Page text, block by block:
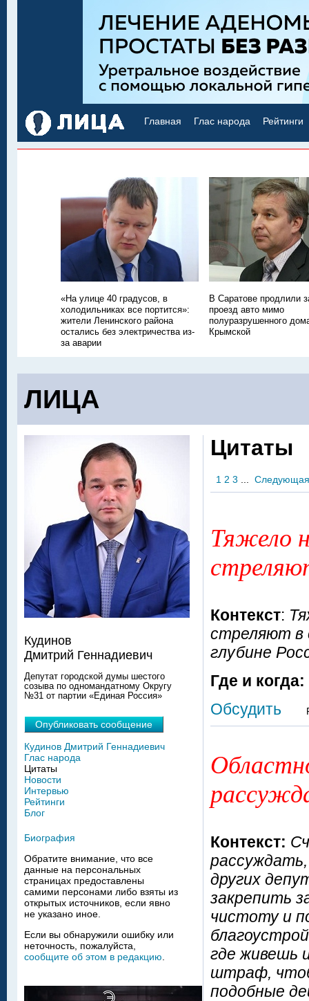
Главная Глас народа Рейтинги
«На улице 40 градусов, в
холодильниках все портится»:
жители Ленинского района
остались без электричества из-
за аварии
В Саратове продлили
проезд авто мимо
полуразрушенного
Крымской
ЛИЦА
Цитаты
1 2 3 Следующая
Тяжело
Контекст:
стреляют в
глубине
Где и когда:
Обсудить
Контекст:
рассуждать,
других
закрепить
чистоту и
где живешь
штраф,
подобные
Кудинов
Дмитрий Геннадиевич
Депутат городской думы шестого
созыва по одномандатному Округу
№31 от партии «Единая Россия»
Опубликовать сообщение
Кудинов Дмитрий Геннадиевич
Глас народа
Цитаты
Новости
Интервью
Рейтинги
Блог
Биография
Обратите внимание, что все
данные на персональных
страницах предоставлены
самими персонами либо взяты из
открытых источников, если явно
не указано иное.
Если вы обнаружили ошибку или
неточность, пожалуйста,
сообщите об этом в редакцию